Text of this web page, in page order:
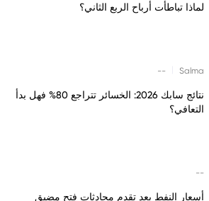
لماذا تباطأت أرباح الربع الثاني؟
Salma
--
نتائج سابك 2026: الخسائر تتراجع 80% فهل بدأ
التعافي؟
--
أسعار النفط بعد تقدم محادثات فتح مضيق